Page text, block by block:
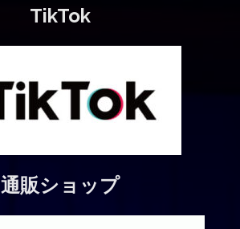
TikTok
通販ショップ